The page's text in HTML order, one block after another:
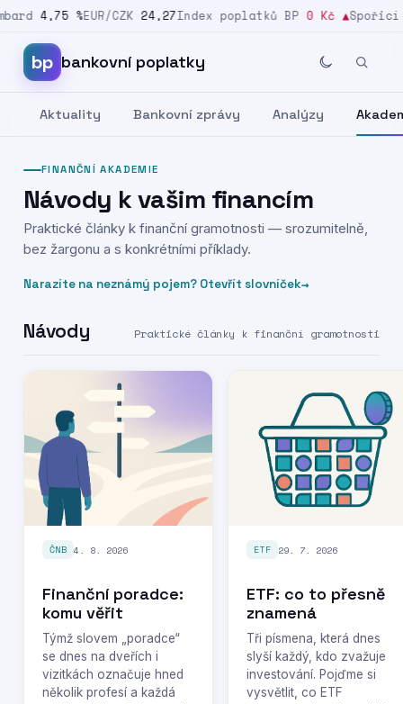
4,75 % EUR/CZK 24,27Index poplatků BP 0 Kč▲ Spořicí
Přeskočit na obsah
bp bankovní poplatky
Aktuality Bankovní zprávy Analýzy
FINANČNÍ AKADEMIE
Návody k vašim financím
Praktické články k finanční gramotnosti — srozumitelně,
bez žargonu a s konkrétními příklady.
Narazíte na neznámý pojem? Otevřít slovníček→
Návody Praktické články k finanční gramotnosti
ČNB 4. 8. 2026
Finanční poradce:
komu věřit
Týmž slovem „poradce“
se dnes na dveřích i
vizitkách označuje hned
několik profesí a každá
ETF 29. 7. 2026
ETF: co to přesně
znamená
Tři písmena, která dnes
slyší každý, kdo zvažuje
investování. Pojďme si
vysvětlit, co ETF